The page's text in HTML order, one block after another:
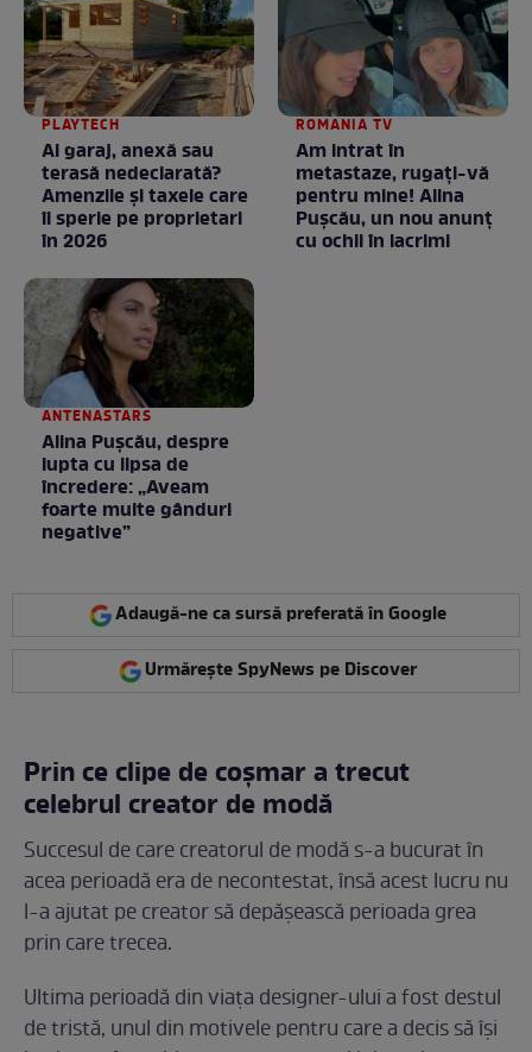
PLAYTECH
Ai garaj, anexă sau
terasă nedeclarată?
Amenzile și taxele care
îi sperie pe proprietari
în 2026
ROMANIA TV
Am intrat în
metastaze, rugaţi-vă
pentru mine! Alina
Puşcău, un nou anunţ
cu ochii în lacrimi
ANTENASTARS
Alina Pușcău, despre
lupta cu lipsa de
încredere: „Aveam
foarte multe gânduri
negative”
Adaugă-ne ca sursă preferată în Google
Urmărește SpyNews pe Discover
Prin ce clipe de coşmar a trecut
celebrul creator de modă
Succesul de care creatorul de modă s-a bucurat în
acea perioadă era de necontestat, însă acest lucru nu
l-a ajutat pe creator să depăşească perioada grea
prin care trecea.
Ultima perioadă din viaţa designer-ului a fost destul
de tristă, unul din motivele pentru care a decis să îşi